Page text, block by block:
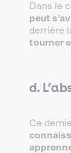
Dans le
peut
derrière
tourner
d.
Ce